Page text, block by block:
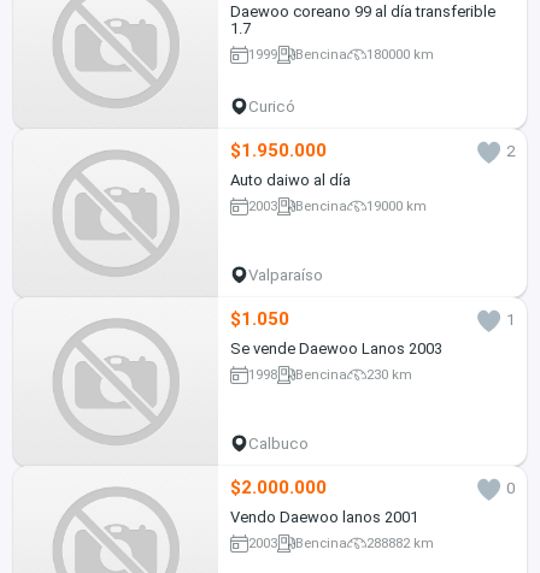
Daewoo coreano 99 al día transferible
1.7
1999 Bencina 180000 km
Curicó
$1.950.000
2
Auto daiwo al día
2003 Bencina 19000 km
Valparaíso
$1.050
1
Se vende Daewoo Lanos 2003
1998 Bencina 230 km
Calbuco
$2.000.000
0
Vendo Daewoo lanos 2001
2003 Bencina 288882 km